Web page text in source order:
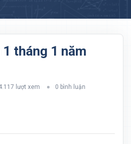
tháng 1 năm
lượt xem 0 bình luận